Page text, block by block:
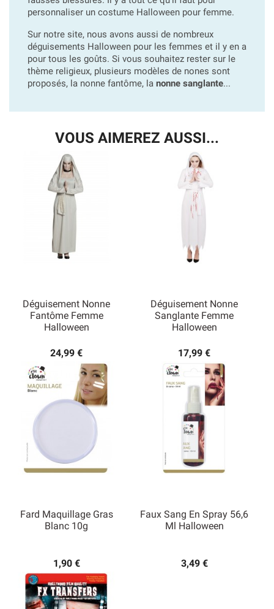
personnaliser un costume Halloween pour femme.
Sur notre site, nous avons aussi de nombreux
déguisements Halloween pour les femmes et il y en a
pour tous les goûts. Si vous souhaitez rester sur le
thème religieux, plusieurs modèles de nones sont
proposés, la nonne fantôme, la nonne sanglante...
VOUS AIMEREZ AUSSI...
Déguisement Nonne
Fantôme Femme
Halloween
24,99 €
Déguisement Nonne
Sanglante Femme
Halloween
17,99 €
Fard Maquillage Gras
Blanc 10g
1,90 €
Faux Sang En Spray 56,6
Ml Halloween
3,49 €